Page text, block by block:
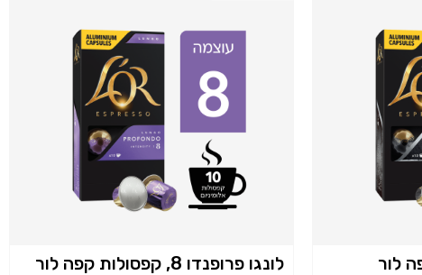
לונגו פרופנדו 8, קפסולות קפה לור